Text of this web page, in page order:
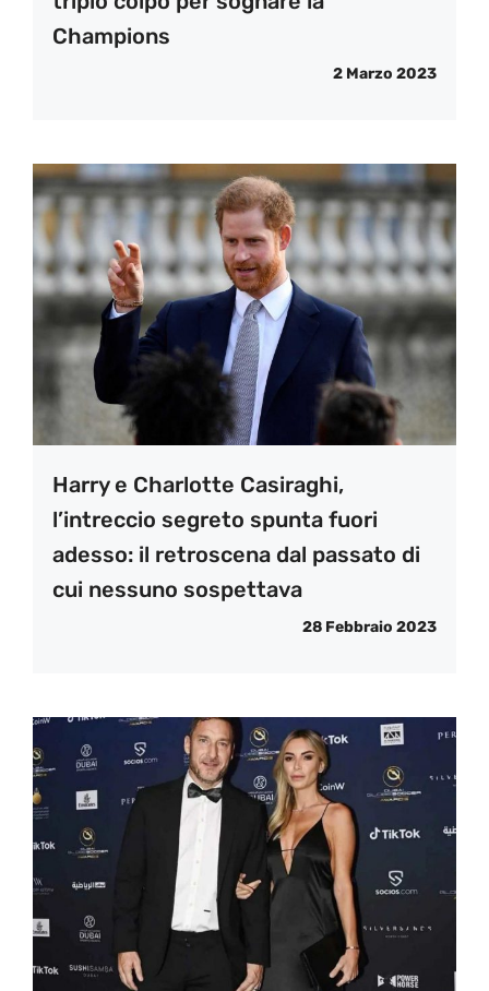
Champions
2 Marzo 2023
Harry e Charlotte Casiraghi,
l’intreccio segreto spunta fuori
adesso: il retroscena dal passato di
cui nessuno sospettava
28 Febbraio 2023